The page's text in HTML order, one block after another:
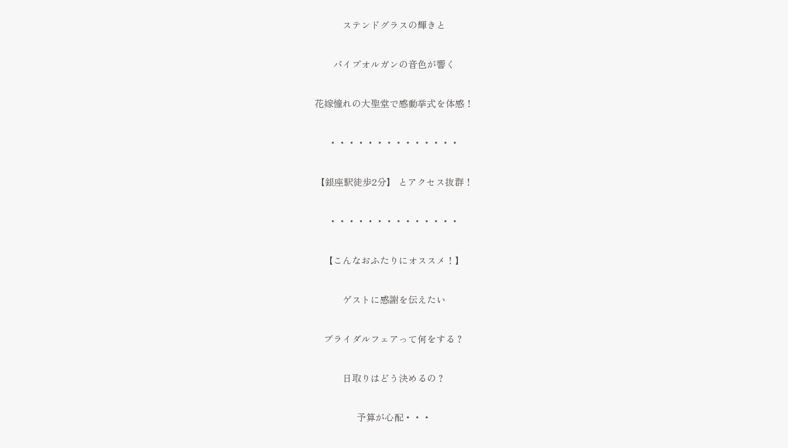
ステンドグラスの輝きと
パイプオルガンの音色が響く
花嫁憧れの大聖堂で感動挙式を体感！
・・・・・・・・・・・・・・
【銀座駅徒歩2分】 とアクセス抜群！
・・・・・・・・・・・・・・
【こんなおふたりにオススメ！】
ゲストに感謝を伝えたい
ブライダルフェアって何をする？
日取りはどう決めるの？
予算が心配・・・